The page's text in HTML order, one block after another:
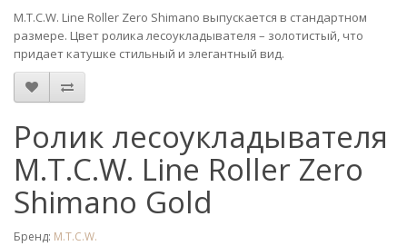
M.T.C.W. Line Roller Zero Shimano выпускается в стандартном
размере. Цвет ролика лесоукладывателя – золотистый, что
придает катушке стильный и элегантный вид.
Ролик лесоукладывателя
M.T.C.W. Line Roller Zero
Shimano Gold
Бренд: M.T.C.W.